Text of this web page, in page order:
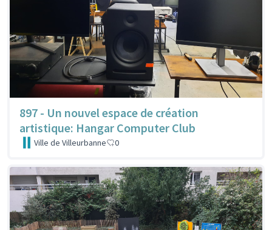
897 - Un nouvel espace de création
artistique: Hangar Computer Club
Ville de Villeurbanne 0